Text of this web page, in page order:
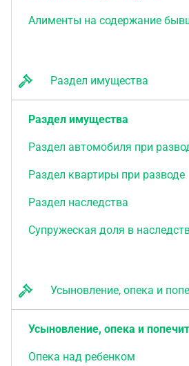
Алименты на содержание
Раздел имущества
Раздел имущества
Раздел автомобиля при
Раздел квартиры при разводе
Раздел наследства
Супружеская доля в
Усыновление, опека и
Усыновление, опека и
Опека над ребенком